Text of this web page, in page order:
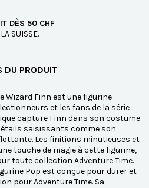
DÈS 50 CHF
SUISSE.
DU PRODUIT
Wizard Finn est une figurine
et les fans de la série
capture Finn dans son costume
saisissants comme son
Les finitions minutieuses et
touche de magie à cette figurine,
toute collection Adventure Time.
Pop est conçue pour durer et
pour Adventure Time. Sa